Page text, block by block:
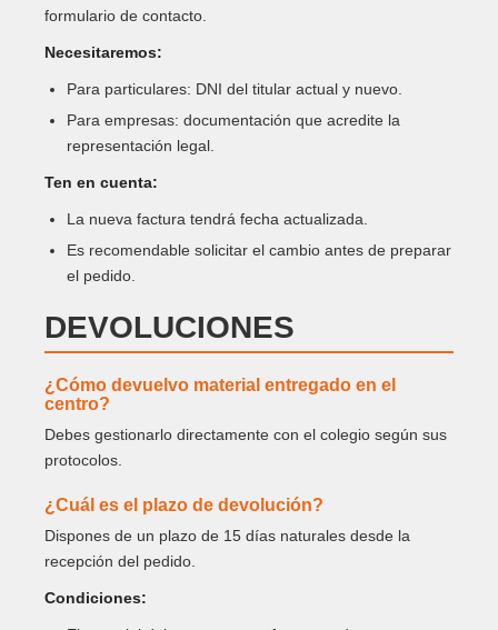
formulario de contacto.
Necesitaremos:
Para particulares: DNI del titular actual y nuevo.
Para empresas: documentación que acredite la
representación legal.
Ten en cuenta:
La nueva factura tendrá fecha actualizada.
Es recomendable solicitar el cambio antes de preparar
el pedido.
DEVOLUCIONES
¿Cómo devuelvo material entregado en el
centro?
Debes gestionarlo directamente con el colegio según sus
protocolos.
¿Cuál es el plazo de devolución?
Dispones de un plazo de 15 días naturales desde la
recepción del pedido.
Condiciones: